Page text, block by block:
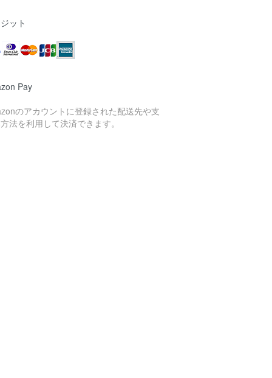
ット
Pay
のアカウントに登録された配送先や支
法を利用して決済できます。